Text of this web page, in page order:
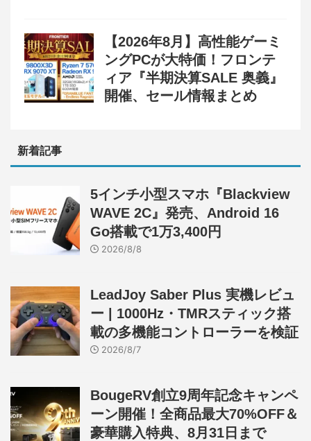
【2026年8月】高性能ゲーミ
ングPCが大特価！フロンテ
ィア『半期決算SALE 奥義』
開催、セール情報まとめ
新着記事
5インチ小型スマホ『Blackview
WAVE 2C』発売、Android 16
Go搭載で1万3,400円
2026/8/8
LeadJoy Saber Plus 実機レビュ
ー | 1000Hz・TMRスティック搭
載の多機能コントローラーを検証
2026/8/7
BougeRV創立9周年記念キャンペ
ーン開催！全商品最大70%OFF＆
豪華購入特典、8月31日まで